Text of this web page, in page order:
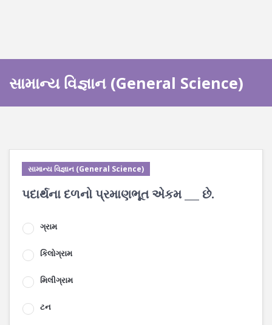
સામાન્ય વિજ્ઞાન (General Science)
સામાન્ય વિજ્ઞાન (General Science)
પદાર્થના દળનો પ્રમાણભૂત એકમ ___ છે.
ગ્રામ
કિલોગ્રામ
મિલીગ્રામ
ટન